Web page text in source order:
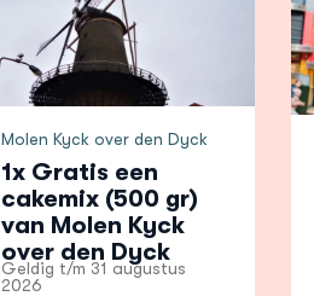
Molen Kyck over den Dyck
1x Gratis een
cakemix (500 gr)
van Molen Kyck
over den Dyck
Geldig t/m 31 augustus
2026